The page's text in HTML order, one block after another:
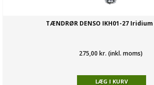
TÆNDRØR DENSO IKH01-27
275,00 kr. (inkl. moms)